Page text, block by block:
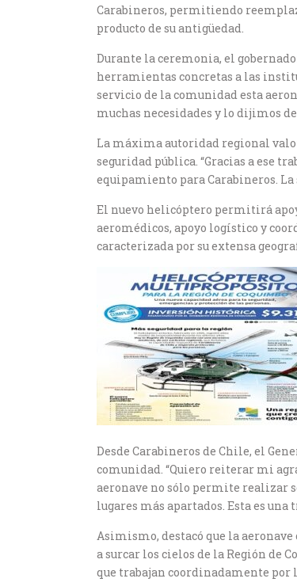
Carabineros, permitiendo
producto de su antigüedad.
Durante la ceremonia, el
herramientas concretas a las
servicio de la comunidad esta
muchas necesidades y lo dijimos
La máxima autoridad regional
seguridad pública. “Gracias a ese
equipamiento para Carabineros. La
El nuevo helicóptero permitirá
aeromédicos, apoyo logístico y
caracterizada por su extensa
Desde Carabineros de Chile, el
comunidad. “Quiero reiterar mi
aeronave no sólo permite realizar
lugares más apartados. Esta es
Asimismo, destacó que la
a surcar los cielos de la Región de
que trabajan coordinadamente por